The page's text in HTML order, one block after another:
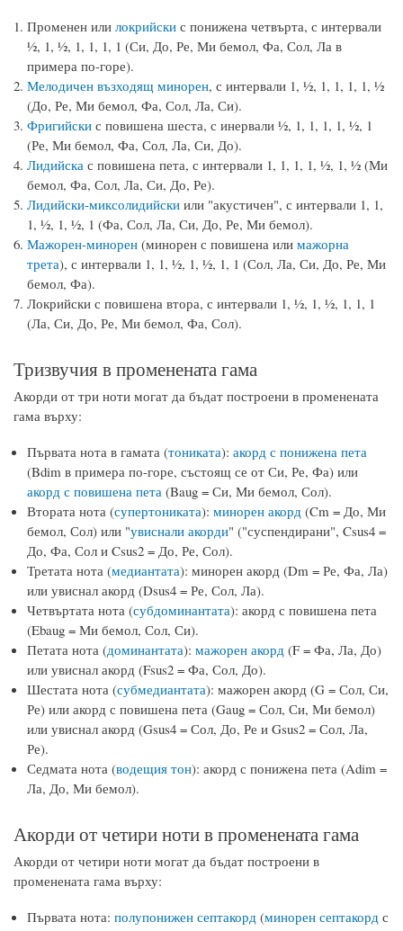
Променен или локрийски с понижена четвърта, с интервали
½, 1, ½, 1, 1, 1, 1 (Си, До, Ре, Ми бемол, Фа, Сол, Ла в
примера по-горе).
Мелодичен възходящ минорен, с интервали 1, ½, 1, 1, 1, 1, ½
(До, Ре, Ми бемол, Фа, Сол, Ла, Си).
Фригийски с повишена шеста, с инервали ½, 1, 1, 1, 1, ½, 1
(Ре, Ми бемол, Фа, Сол, Ла, Си, До).
Лидийска с повишена пета, с интервали 1, 1, 1, 1, ½, 1, ½ (Ми
бемол, Фа, Сол, Ла, Си, До, Ре).
Лидийски-миксолидийски или "акустичен", с интервали 1, 1,
1, ½, 1, ½, 1 (Фа, Сол, Ла, Си, До, Ре, Ми бемол).
Мажорен-минорен (минорен с повишена или мажорна
трета), с интервали 1, 1, ½, 1, ½, 1, 1 (Сол, Ла, Си, До, Ре, Ми
бемол, Фа).
Локрийски с повишена втора, с интервали 1, ½, 1, ½, 1, 1, 1
(Ла, Си, До, Ре, Ми бемол, Фа, Сол).
Тризвучия в променената гама
Акорди от три ноти могат да бъдат построени в променената
гама върху:
Първата нота в гамата (тониката): акорд с понижена пета
(Bdim в примера по-горе, състоящ се от Си, Ре, Фа) или
акорд с повишена пета (Baug = Си, Ми бемол, Сол).
Втората нота (супертониката): минорен акорд (Cm = До, Ми
бемол, Сол) или "увиснали акорди" ("суспендирани", Csus4 =
До, Фа, Сол и Csus2 = До, Ре, Сол).
Третата нота (медиантата): минорен акорд (Dm = Ре, Фа, Ла)
или увиснал акорд (Dsus4 = Ре, Сол, Ла).
Четвъртата нота (субдоминантата): акорд с повишена пета
(Ebaug = Ми бемол, Сол, Си).
Петата нота (доминантата): мажорен акорд (F = Фа, Ла, До)
или увиснал акорд (Fsus2 = Фа, Сол, До).
Шестата нота (субмедиантата): мажорен акорд (G = Сол, Си,
Ре) или акорд с повишена пета (Gaug = Сол, Си, Ми бемол)
или увиснал акорд (Gsus4 = Сол, До, Ре и Gsus2 = Сол, Ла,
Ре).
Седмата нота (водещия тон): акорд с понижена пета (Adim =
Ла, До, Ми бемол).
Акорди от четири ноти в променената гама
Акорди от четири ноти могат да бъдат построени в
променената гама върху:
Първата нота: полупонижен септакорд (минорен септакорд с